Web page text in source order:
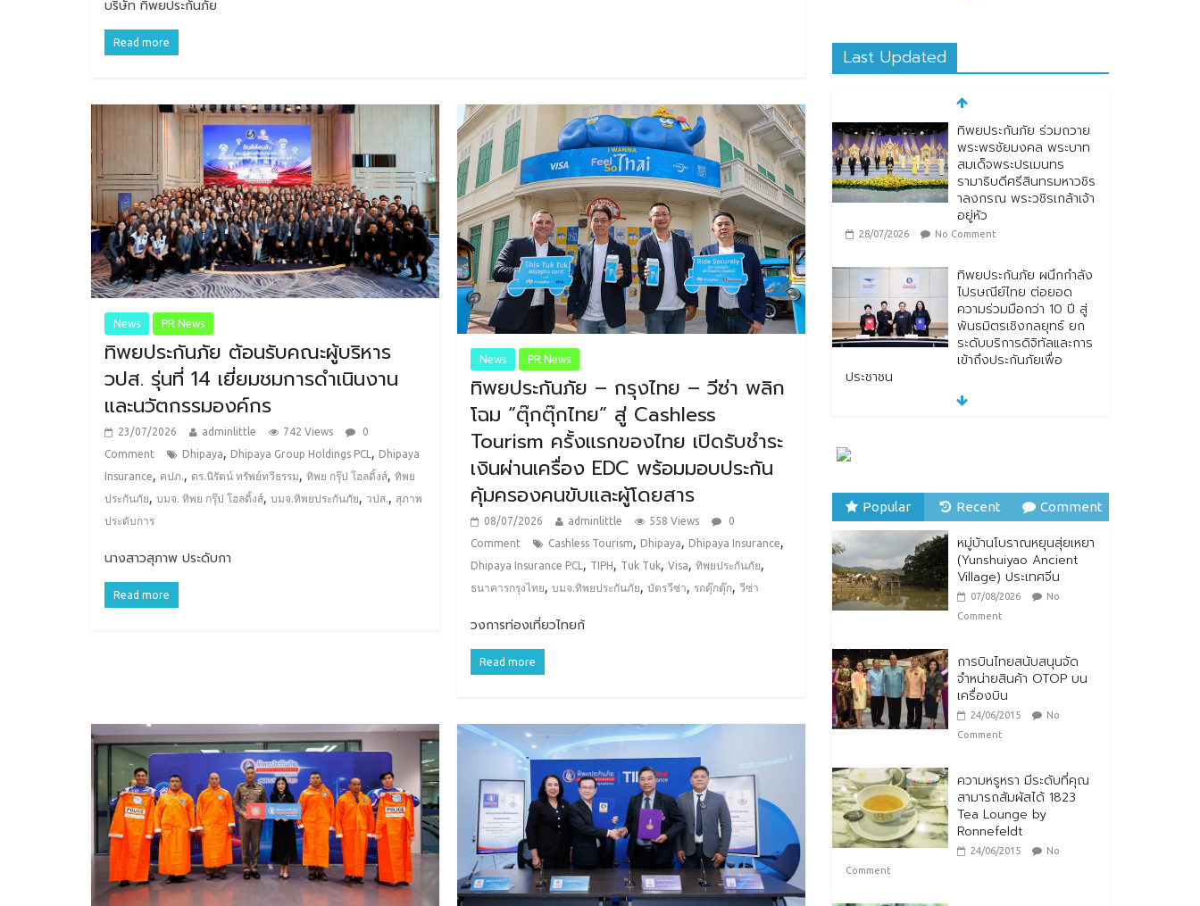
บริษัท ทิพยประกันภัย
Read more
News PR News
ทิพยประกันภัย ต้อนรับคณะผู้บริหาร
วปส. รุ่นที่ 14 เยี่ยมชมการดำเนินงาน
และนวัตกรรมองค์กร
23/07/2026 adminlittle 742 Views
0
Comment
Dhipaya, Dhipaya Group Holdings PCL , Dhipaya
Insurance, คปภ., ดร.นิรัตน์ ทรัพย์ทวีธรรม, ทิพย กรุ๊ป โฮลดิ้งส์, ทิพย
ประกันภัย, บมจ. ทิพย กรุ๊ป โฮลดิ้งส์, บมจ.ทิพยประกันภัย, วปส., สุภาพ
ประดับการ
นางสาวสุภาพ ประดับกา
Read more
News PR News
ทิพยประกันภัย – กรุงไทย – วีซ่า พลิก
โฉม “ตุ๊กตุ๊กไทย” สู่ Cashless
Tourism ครั้งแรกของไทย เปิดรับชำระ
เงินผ่านเครื่อง EDC พร้อมมอบประกัน
คุ้มครองคนขับและผู้โดยสาร
08/07/2026 adminlittle 558 Views
0
Comment
Cashless Tourism, Dhipaya, Dhipaya Insurance,
Dhipaya Insurance PCL , TIPH, Tuk Tuk,Visa,ทิพยประกันภัย,
ธนาคารกรุงไทย,บมจ.ทิพยประกันภัย,บัตรวีซ่า, รถตุ๊กตุ๊ก,วีซ่า
วงการท่องเที่ยวไทยก้
Read more
Last Updated
ทิพยประกันภัย ผนึกกำลัง
ไปรษณีย์ไทย ต่อยอด
ความร่วมมือกว่า 10 ปี สู่
พันธมิตรเชิงกลยุทธ์ ยก
ระดับบริการดิจิทัลและการ
เข้าถึงประกันภัยเพื่อ
ประชาชน
ตกแต่งบ้านรับหน้าฝน
24/07/2026
No
Comment
หมู่บ้านโบราณหยุนสุ่ยเหยา
ทิพยประกันภัย ร่วมถวาย
พระพรชัยมงคล พระบาท
สมเด็จพระปรเมนทร
รามาธิบดีศรีสินทรมหาวชิร
าลงกรณ พระวชิรเกล้าเจ้า
อยู่หัว
28/07/2026 No Comment
Popular Recent Comment
หมู่บ้านโบราณหยุนสุ่ยเหยา
(Yunshuiyao Ancient
Village) ประเทศจีน
07/08/2026
No
Comment
การบินไทยสนับสนุนจัด
จำหน่ายสินค้า OTOP บน
เครื่องบิน
24/06/2015
No
Comment
ความหรูหรา มีระดับที่คุณ
สามารถสัมผัสได้ 1823
Tea Lounge by
Ronnefeldt
24/06/2015
No
Comment